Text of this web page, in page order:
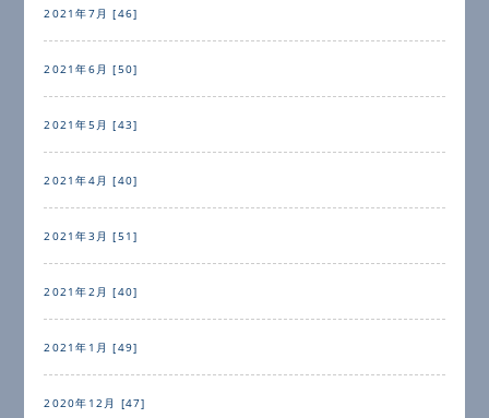
2021年7月 [46]
2021年6月 [50]
2021年5月 [43]
2021年4月 [40]
2021年3月 [51]
2021年2月 [40]
2021年1月 [49]
2020年12月 [47]